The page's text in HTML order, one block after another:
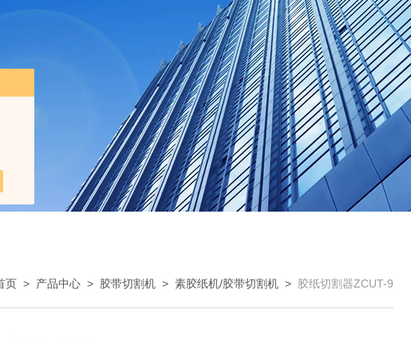
页 > 产品中心 > 胶带切割机 > 素胶纸机/胶带切割机 > 胶纸切割器ZCUT-9